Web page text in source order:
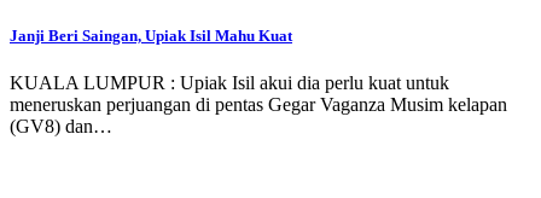
Janji Beri Saingan, Upiak Isil Mahu Kuat
KUALA LUMPUR : Upiak Isil akui dia perlu kuat untuk
meneruskan perjuangan di pentas Gegar Vaganza Musim kelapan
(GV8) dan…